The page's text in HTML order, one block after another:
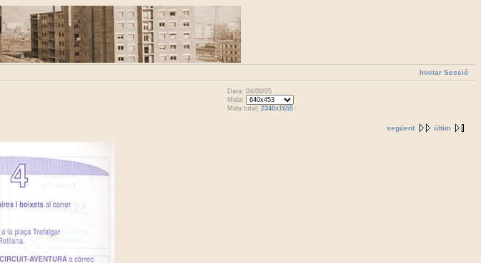
Iniciar Sessió
Data: 04/08/05
Mida:
Mida total: 2340x1655
següent últim